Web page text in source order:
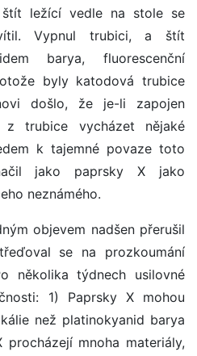
štít ležící vedle na stole se
Vypnul trubici, a štít
barya, fluorescenční
byly katodová trubice
došlo, že je-li zapojen
trubice vycházet nějaké
k tajemné povaze toto
jako paprsky X jako
neznámého.
objevem nadšen přerušil
se na prozkoumání
několika týdnech usilovné
1) Paprsky X mohou
než platinokyanid barya
mnoha materiály,